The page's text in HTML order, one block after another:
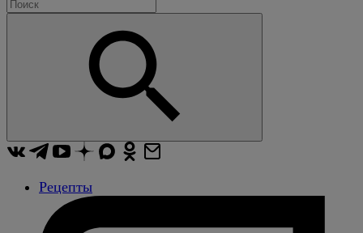
Рецепты